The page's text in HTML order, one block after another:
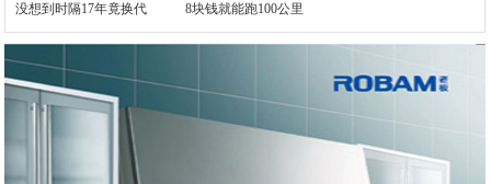
没想到时隔17年竟换代 8块钱就能跑100公里